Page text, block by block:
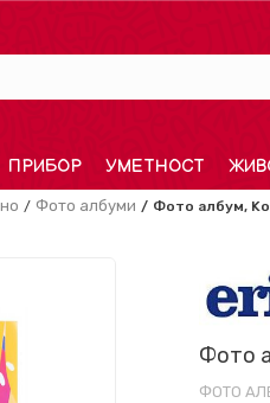
ПРИБОР УМЕТНОСТ
Фото албуми Фото албум,
Фото
ФОТО